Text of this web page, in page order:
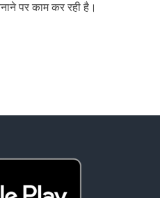
पर काम कर रही है।